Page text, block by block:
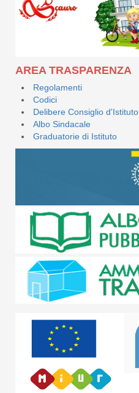
AREA TRASPARENZA
Regolamenti
Codici
Delibere Consiglio d'Istituto
Albo Sindacale
Graduatorie di Istituto